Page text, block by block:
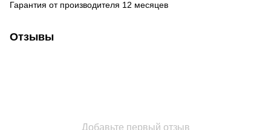
Гарантия от производителя 12 месяцев
Отзывы
Добавьте первый отзыв